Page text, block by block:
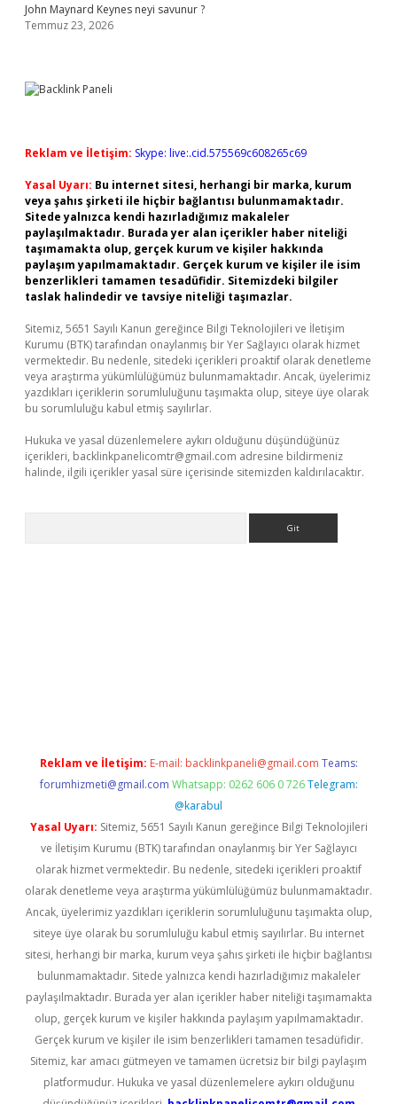
John Maynard Keynes neyi savunur ?
Temmuz 23, 2026
Reklam ve İletişim: Skype: live:.cid.575569c608265c69
Yasal Uyarı: Bu internet sitesi, herhangi bir marka, kurum
veya şahıs şirketi ile hiçbir bağlantısı bulunmamaktadır.
Sitede yalnızca kendi hazırladığımız makaleler
paylaşılmaktadır. Burada yer alan içerikler haber niteliği
taşımamakta olup, gerçek kurum ve kişiler hakkında
paylaşım yapılmamaktadır. Gerçek kurum ve kişiler ile isim
benzerlikleri tamamen tesadüfidir. Sitemizdeki bilgiler
taslak halindedir ve tavsiye niteliği taşımazlar.
Sitemiz, 5651 Sayılı Kanun gereğince Bilgi Teknolojileri ve İletişim
Kurumu (BTK) tarafından onaylanmış bir Yer Sağlayıcı olarak hizmet
vermektedir. Bu nedenle, sitedeki içerikleri proaktif olarak denetleme
veya araştırma yükümlülüğümüz bulunmamaktadır. Ancak, üyelerimiz
yazdıkları içeriklerin sorumluluğunu taşımakta olup, siteye üye olarak
bu sorumluluğu kabul etmiş sayılırlar.
Hukuka ve yasal düzenlemelere aykırı olduğunu düşündüğünüz
içerikleri, backlinkpanelicomtr@gmail.com adresine bildirmeniz
halinde, ilgili içerikler yasal süre içerisinde sitemizden kaldırılacaktır.
Reklam ve İletişim: E-mail: backlinkpaneli@gmail.com Teams:
forumhizmeti@gmail.com Whatsapp: 0262 606 0 726 Telegram:
@karabul
Yasal Uyarı: Sitemiz, 5651 Sayılı Kanun gereğince Bilgi Teknolojileri
ve İletişim Kurumu (BTK) tarafından onaylanmış bir Yer Sağlayıcı
olarak hizmet vermektedir. Bu nedenle, sitedeki içerikleri proaktif
olarak denetleme veya araştırma yükümlülüğümüz bulunmamaktadır.
Ancak, üyelerimiz yazdıkları içeriklerin sorumluluğunu taşımakta olup,
siteye üye olarak bu sorumluluğu kabul etmiş sayılırlar. Bu internet
sitesi, herhangi bir marka, kurum veya şahıs şirketi ile hiçbir bağlantısı
bulunmamaktadır. Sitede yalnızca kendi hazırladığımız makaleler
paylaşılmaktadır. Burada yer alan içerikler haber niteliği taşımamakta
olup, gerçek kurum ve kişiler hakkında paylaşım yapılmamaktadır.
Gerçek kurum ve kişiler ile isim benzerlikleri tamamen tesadüfidir.
Sitemiz, kar amacı gütmeyen ve tamamen ücretsiz bir bilgi paylaşım
platformudur. Hukuka ve yasal düzenlemelere aykırı olduğunu